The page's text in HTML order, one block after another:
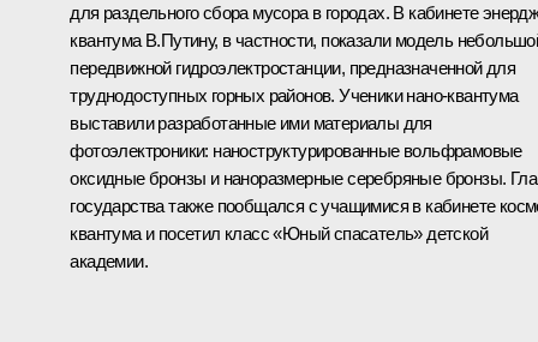
для раздельного сбора мусора в городах. В кабинете
квантума В.Путину, в частности, показали модель
передвижной гидроэлектростанции, предназначенной для
труднодоступных горных районов. Ученики нано-квантума
выставили разработанные ими материалы для
фотоэлектроники: наноструктурированные вольфрамовые
оксидные бронзы и наноразмерные серебряные бронзы.
государства также пообщался с учащимися в кабинете
квантума и посетил класс «Юный спасатель» детской
академии.